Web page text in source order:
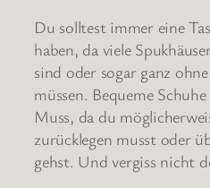
Du solltest immer eine
haben, da viele
sind oder sogar ganz
müssen. Bequeme
Muss, da du
zurücklegen musst oder
gehst. Und vergiss nicht